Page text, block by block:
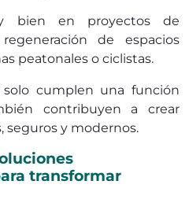
bien en proyectos de
de espacios
peatonales o ciclistas.
cumplen una función
contribuyen a crear
seguros y modernos.
transformar